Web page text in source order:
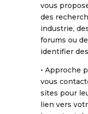
vous
des
industrie,
forums ou
identifier
• Approche
vous
sites pour
lien vers